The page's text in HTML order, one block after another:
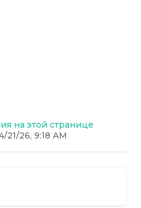
на этой странице
21/26, 9:18 AM